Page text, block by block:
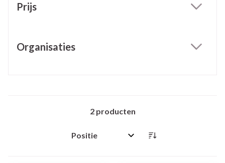
Prijs
Organisaties
2producten
Sorteer op: